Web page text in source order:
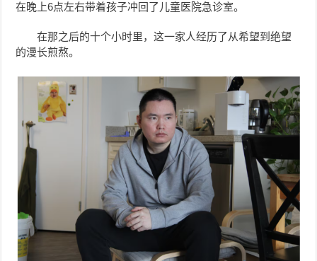
在晚上6点左右带着孩子冲回了儿童医院急诊室。
在那之后的十个小时里，这一家人经历了从希望到绝望
的漫长煎熬。